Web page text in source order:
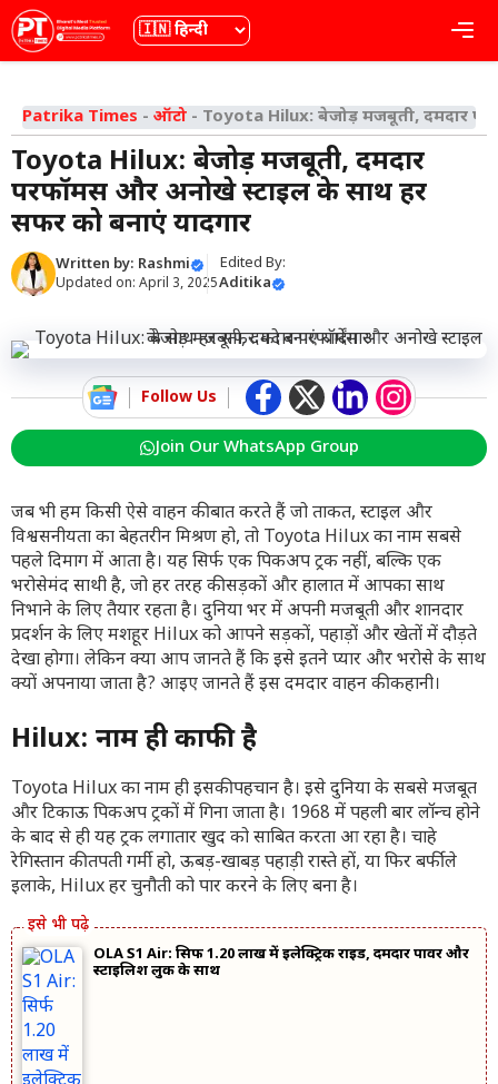
Skip
to
content
भाषा
Patrika Times - ऑटो - Toyota Hilux: बेजोड़ मजबूती, दमदार
Toyota Hilux: बेजोड़ मजबूती, दमदार
परफॉर्मेंस और अनोखे स्टाइल के साथ हर
सफर को बनाएं यादगार
Written by: Rashmi
Updated on: April 3, 2025
Edited By:
Aditika
Follow Us
Join Our WhatsApp Group
जब भी हम किसी ऐसे वाहन की बात करते हैं जो ताकत, स्टाइल और
विश्वसनीयता का बेहतरीन मिश्रण हो, तो Toyota Hilux का नाम सबसे
पहले दिमाग में आता है। यह सिर्फ एक पिकअप ट्रक नहीं, बल्कि एक
भरोसेमंद साथी है, जो हर तरह की सड़कों और हालात में आपका साथ
निभाने के लिए तैयार रहता है। दुनिया भर में अपनी मजबूती और शानदार
प्रदर्शन के लिए मशहूर Hilux को आपने सड़कों, पहाड़ों और खेतों में दौड़ते
देखा होगा। लेकिन क्या आप जानते हैं कि इसे इतने प्यार और भरोसे के साथ
क्यों अपनाया जाता है? आइए जानते हैं इस दमदार वाहन की कहानी।
Hilux: नाम ही काफी है
Toyota Hilux का नाम ही इसकी पहचान है। इसे दुनिया के सबसे मजबूत
और टिकाऊ पिकअप ट्रकों में गिना जाता है। 1968 में पहली बार लॉन्च होने
के बाद से ही यह ट्रक लगातार खुद को साबित करता आ रहा है। चाहे
रेगिस्तान की तपती गर्मी हो, ऊबड़-खाबड़ पहाड़ी रास्ते हों, या फिर बर्फीले
इलाके, Hilux हर चुनौती को पार करने के लिए बना है।
OLA S1 Air: सिर्फ 1.20 लाख में इलेक्ट्रिक राइड, दमदार पावर और
स्टाइलिश लुक के साथ